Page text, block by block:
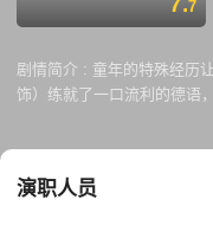
7
剧情简介 : 童年的特殊经历
饰）练就了一口流利的德语
活中是被禁止的。一次应聘
越来越密切，战争的爆发让
演职人员